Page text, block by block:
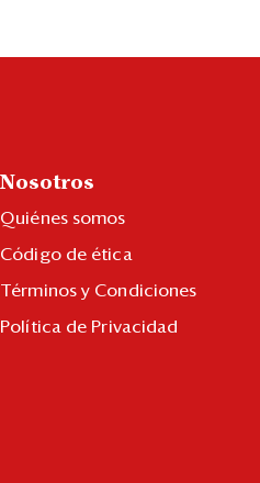
Nosotros
Quiénes somos
Código de ética
Términos y Condiciones
Política de Privacidad